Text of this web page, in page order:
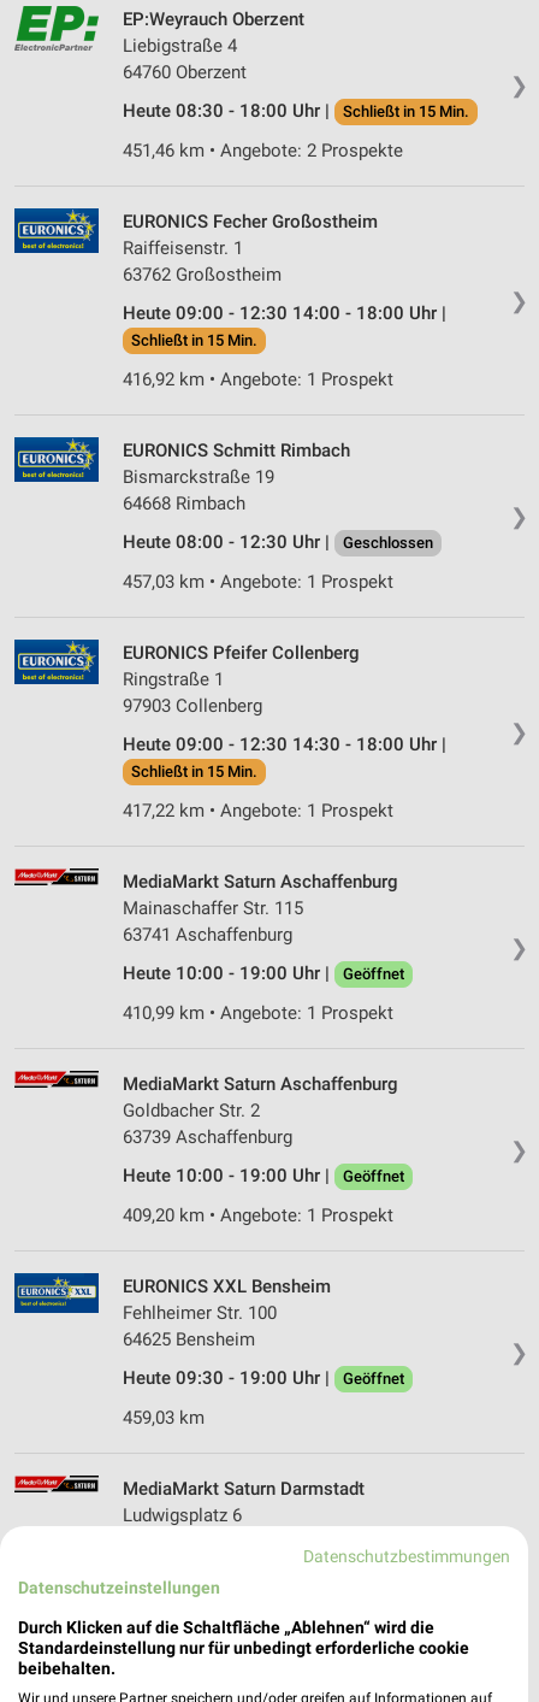
❯
EP:Weyrauch Oberzent
Liebigstraße 4
64760 Oberzent
Heute 08:30 - 18:00 Uhr |
Schließt in 15 Min.
451,46 km • Angebote: 2 Prospekte
❯
EURONICS Fecher Großostheim
Raiffeisenstr. 1
63762 Großostheim
Heute 09:00 - 12:30 14:00 - 18:00 Uhr |
Schließt in 15 Min.
416,92 km • Angebote: 1 Prospekt
❯
EURONICS Schmitt Rimbach
Bismarckstraße 19
64668 Rimbach
Heute 08:00 - 12:30 Uhr |
Geschlossen
457,03 km • Angebote: 1 Prospekt
❯
EURONICS Pfeifer Collenberg
Ringstraße 1
97903 Collenberg
Heute 09:00 - 12:30 14:30 - 18:00 Uhr |
Schließt in 15 Min.
417,22 km • Angebote: 1 Prospekt
❯
MediaMarkt Saturn Aschaffenburg
Mainaschaffer Str. 115
63741 Aschaffenburg
Heute 10:00 - 19:00 Uhr |
Geöffnet
410,99 km • Angebote: 1 Prospekt
❯
MediaMarkt Saturn Aschaffenburg
Goldbacher Str. 2
63739 Aschaffenburg
Heute 10:00 - 19:00 Uhr |
Geöffnet
409,20 km • Angebote: 1 Prospekt
❯
EURONICS XXL Bensheim
Fehlheimer Str. 100
64625 Bensheim
Heute 09:30 - 19:00 Uhr |
Geöffnet
459,03 km
MediaMarkt Saturn Darmstadt
Ludwigsplatz 6
Heute 10:00 - 19:00 Uhr |
443,06 km • Angebote: 1 Prospekt
Vorwerk Shop Darmstadt
Datenschutzbestimmungen
Datenschutzeinstellungen
Durch Klicken auf die Schaltfläche „Ablehnen“ wird die
Standardeinstellung nur für unbedingt erforderliche cookie
beibehalten.
Wir und unsere Partner speichern und/oder greifen auf Informationen auf